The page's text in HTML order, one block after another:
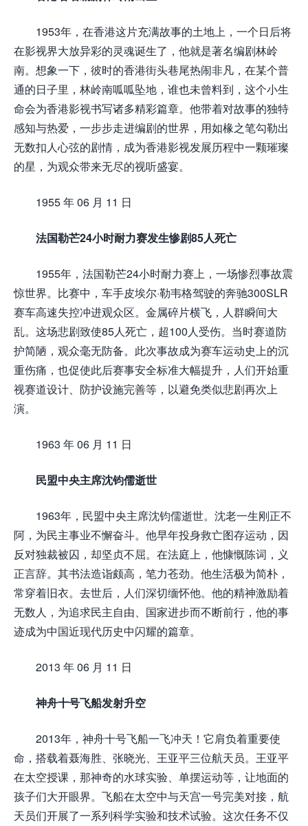
1953年，在香港这片充满故事的土地上，一个日后将
在影视界大放异彩的灵魂诞生了，他就是著名编剧林岭
南。想象一下，彼时的香港街头巷尾热闹非凡，在某个普
通的日子里，林岭南呱呱坠地，谁也未曾料到，这个小生
命会为香港影视书写诸多精彩篇章。他带着对故事的独特
感知与热爱，一步步走进编剧的世界，用如椽之笔勾勒出
无数扣人心弦的剧情，成为香港影视发展历程中一颗璀璨
的星，为观众带来无尽的视听盛宴。
1955 年 06 月 11 日
法国勒芒24小时耐力赛发生惨剧85人死亡
1955年，法国勒芒24小时耐力赛上，一场惨烈事故震
惊世界。比赛中，车手皮埃尔·勒韦格驾驶的奔驰300SLR
赛车高速失控冲进观众区。金属碎片横飞，人群瞬间大
乱。这场悲剧致使85人死亡，超100人受伤。当时赛道防
护简陋，观众毫无防备。此次事故成为赛车运动史上的沉
重伤痛，也促使此后赛事安全标准大幅提升，人们开始重
视赛道设计、防护设施完善等，以避免类似悲剧再次上
演。
1963 年 06 月 11 日
民盟中央主席沈钧儒逝世
1963年，民盟中央主席沈钧儒逝世。沈老一生刚正不
阿，为民主事业不懈奋斗。他早年投身救亡图存运动，因
反对独裁被囚，却坚贞不屈。在法庭上，他慷慨陈词，义
正言辞。其书法造诣颇高，笔力苍劲。他生活极为简朴，
常穿着旧衣。去世后，人们深切缅怀他。他的精神激励着
无数人，为追求民主自由、国家进步而不断前行，他的事
迹成为中国近现代历史中闪耀的篇章。
2013 年 06 月 11 日
神舟十号飞船发射升空
2013年，神舟十号飞船一飞冲天！它肩负着重要使
命，搭载着聂海胜、张晓光、王亚平三位航天员。王亚平
在太空授课，那神奇的水球实验、单摆运动等，让地面的
孩子们大开眼界。飞船在太空中与天宫一号完美对接，航
天员们开展了一系列科学实验和技术试验。这次任务不仅